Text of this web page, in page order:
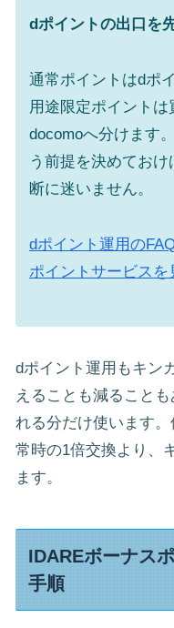
dポイントの出口を
通常ポイントはdポ
用途限定ポイント
docomoへ分けます
う前提を決めてお
断に迷いません。
dポイント運用の
ポイントサービスを
dポイント運用もキン
えることも減ること
れる分だけ使います
常時の1倍交換より、
ます。
IDAREボーナス
手順